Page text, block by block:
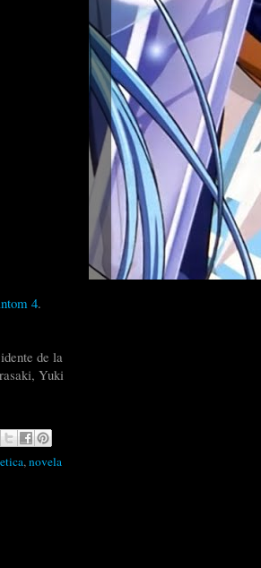
4.
de la
Yuki
,novela